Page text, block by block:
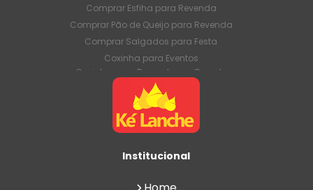
Comprar Esfiha para Revenda
Comprar Pão de Queijo para Revenda
Comprar Salgados para Festa
Coxinha para Eventos
Coxinha para Revenda em Grande
Quantidade
Coxinha para Venda Direto da Fábrica
Coxinha para Venda em Atacado
Croissant para Revenda em Grande
Croissant para Venda Direto da Fábrica
Institucional